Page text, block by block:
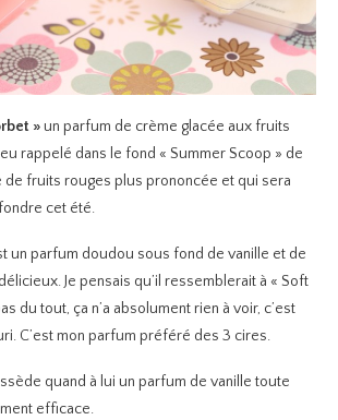
» un parfum de crème glacée aux fruits
rappelé dans le fond « Summer Scoop » de
de fruits rouges plus prononcée et qui sera
cet été.
un parfum doudou sous fond de vanille et de
Je pensais qu’il ressemblerait à « Soft
du tout, ça n’a absolument rien à voir, c’est
C’est mon parfum préféré des 3 cires.
quand à lui un parfum de vanille toute
efficace.